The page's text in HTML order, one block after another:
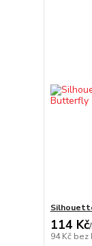
114 Kč/
94 Kč bez